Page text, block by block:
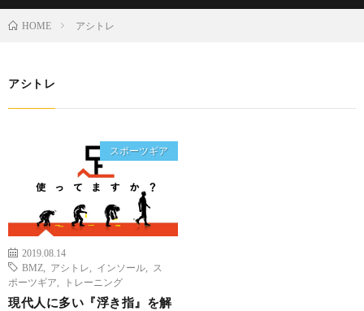
HOME アシトレ
アシトレ
スポーツギア
2019.08.14
BMZ
アシトレ インソール
ス
ポーツギア
トレーニング
現代人に多い『浮き指』を解